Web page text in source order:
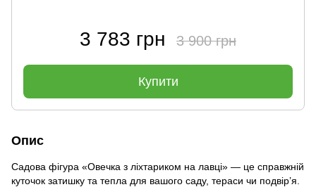
3 783 грн 3 900 грн
Купити
Опис
Садова фігура «Овечка з ліхтариком на лавці» — це справжній
куточок затишку та тепла для вашого саду, тераси чи подвір’я.